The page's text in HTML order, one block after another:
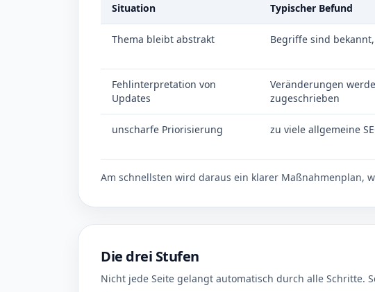
Situation Typischer Befund
Thema bleibt abstrakt Begriffe sind
Fehlinterpretation von
Updates
Veränderungen
zugeschrieben
unscharfe Priorisierung zu viele allgemeine
Am schnellsten wird daraus ein klarer Maßnahmenplan,
Die drei Stufen
Nicht jede Seite gelangt automatisch durch alle Schritte.